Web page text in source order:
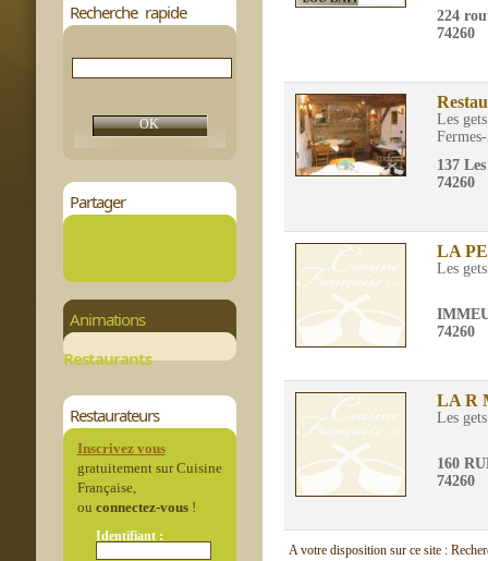
Recherche rapide
Partager
Animations
Restaurants
Restaurateurs
Inscrivez vous
gratuitement sur Cuisine
Française,
ou connectez-vous!
Identifiant :
224
74260
Les gets
137
74260
LA
Les gets
74260
LA R
Les gets
160
74260
A votre disposition sur ce site :